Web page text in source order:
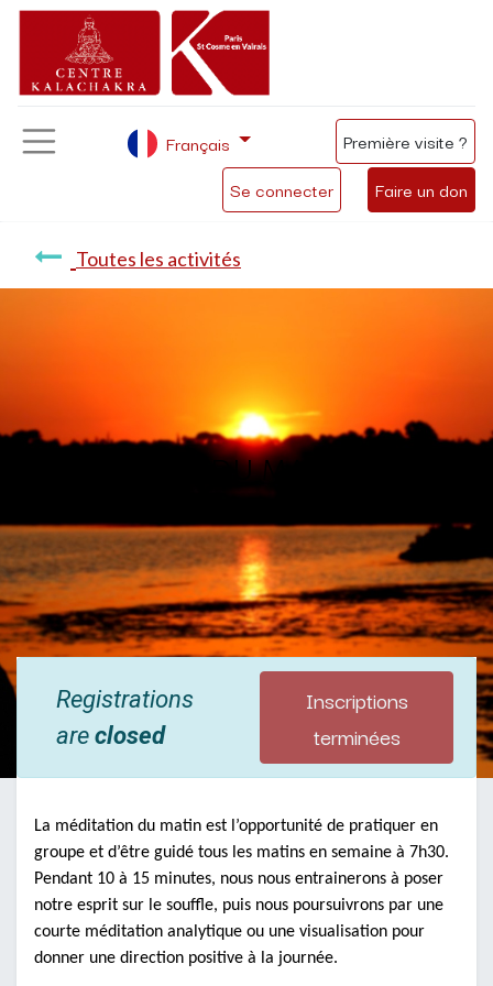
Se connecter Faire un don
Français Première visite ?
Toutes les activités
Méditation du matin
Registrations
areclosed
Inscriptions
terminées
La méditation du matin est l’opportunité de pratiquer en
groupe et d’être guidé tous les matins en semaine à 7h30.
Pendant 10 à 15 minutes, nous nous entrainerons à poser
notre esprit sur le souffle, puis nous poursuivrons par une
courte méditation analytique ou une visualisation pour
donner une direction positive à la journée.